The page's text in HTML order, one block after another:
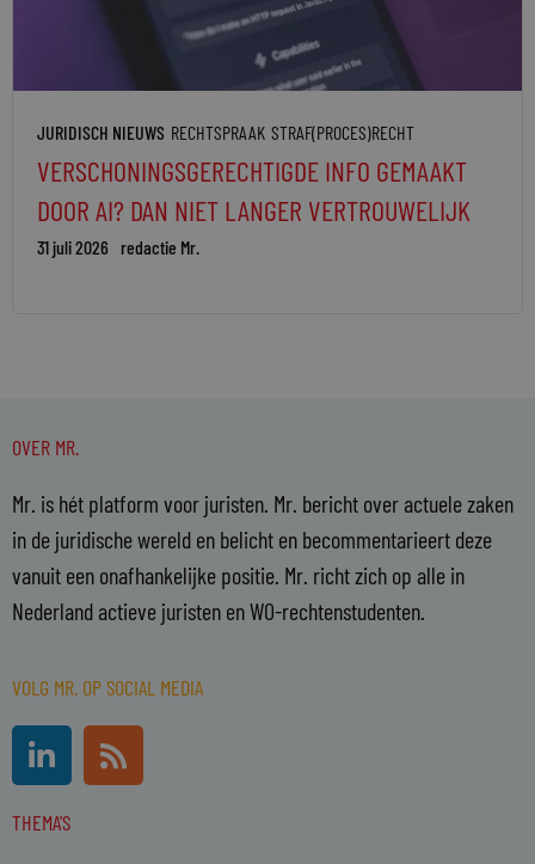
JURIDISCH NIEUWS RECHTSPRAAK STRAF(PROCES)RECHT
VERSCHONINGSGERECHTIGDE INFO GEMAAKT
DOOR AI? DAN NIET LANGER VERTROUWELIJK
31 juli 2026 redactie Mr.
OVER MR.
Mr. is hét platform voor juristen. Mr. bericht over actuele zaken
in de juridische wereld en belicht en becommentarieert deze
vanuit een onafhankelijke positie. Mr. richt zich op alle in
Nederland actieve juristen en WO-rechtenstudenten.
VOLG MR. OP SOCIAL MEDIA
L
i
n
k
R
s
s
THEMA'S